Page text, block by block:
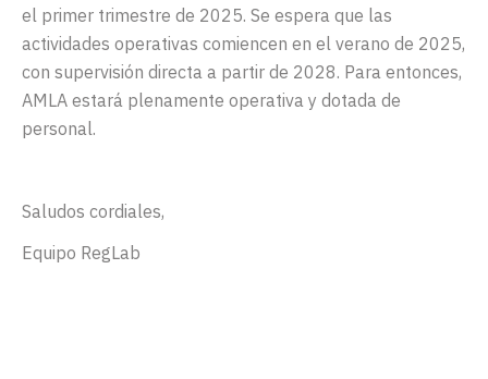
el primer trimestre de 2025. Se espera que las
actividades operativas comiencen en el verano de 2025,
con supervisión directa a partir de 2028. Para entonces,
AMLA estará plenamente operativa y dotada de
personal.
Saludos cordiales,
Equipo RegLab